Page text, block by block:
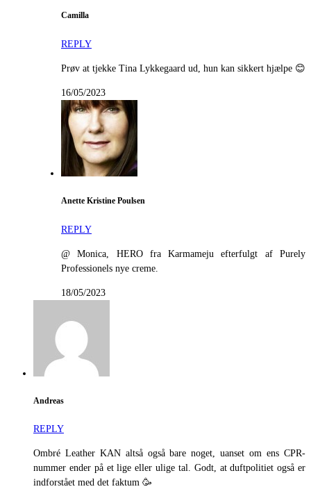
Camilla
REPLY
Prøv at tjekke Tina Lykkegaard ud, hun kan sikkert hjælpe 😊
16/05/2023
Anette Kristine Poulsen
REPLY
@ Monica, HERO fra Karmameju efterfulgt af Purely
Professionels nye creme.
18/05/2023
Andreas
REPLY
Ombré Leather KAN altså også bare noget, uanset om ens CPR-
nummer ender på et lige eller ulige tal. Godt, at duftpolitiet også er
indforstået med det faktum 🥳